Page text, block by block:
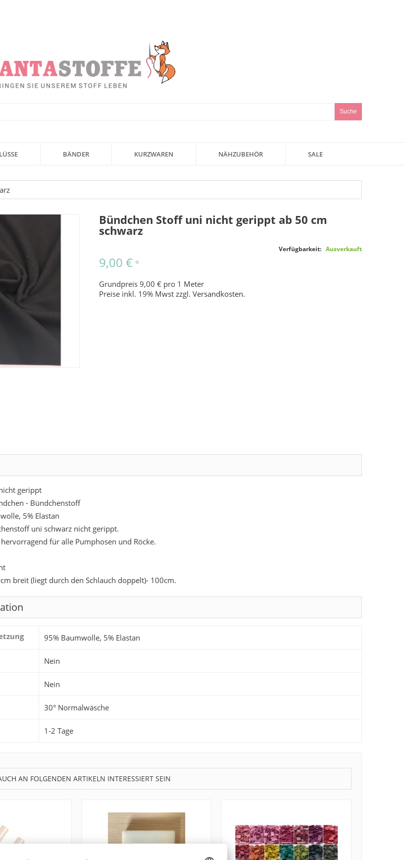
Suche
BÄNDER KURZWAREN NÄHZUBEHÖR SALE
Bündchen Stoff uni nicht gerippt ab 50 cm
schwarz
Verfügbarkeit: Ausverkauft
9,00 € *
Grundpreis 9,00 € pro 1 Meter
Preise inkl. 19% Mwst zzgl.Versandkosten.
gerippt
- Bündchenstoff
5% Elastan
uni schwarz nicht gerippt.
für alle Pumphosen und Röcke.
breit (liegt durch den Schlauch doppelt)- 100cm.
95% Baumwolle, 5% Elastan
Nein
Nein
30° Normalwäsche
1-2 Tage
AN FOLGENDEN ARTIKELN INTERESSIERT SEIN